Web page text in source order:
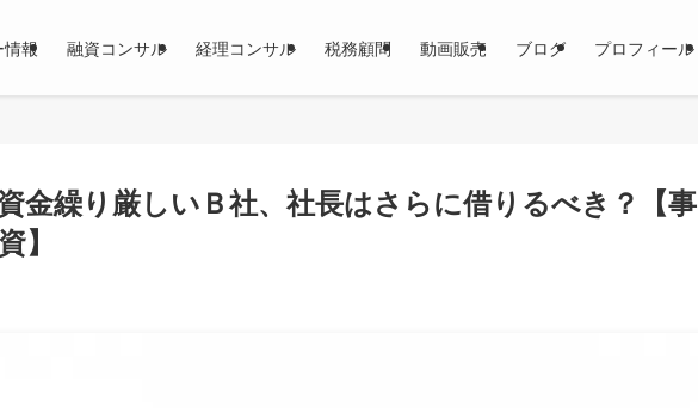
報 融資コンサル 経理コンサル 税務顧問 動画販売 ブログ プロフィール
金繰り厳しいＢ社、社長はさらに借りるべき？【事
】